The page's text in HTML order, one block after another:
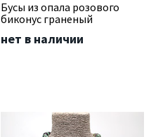
Бусы из опала розового
биконус граненый
нет в наличии